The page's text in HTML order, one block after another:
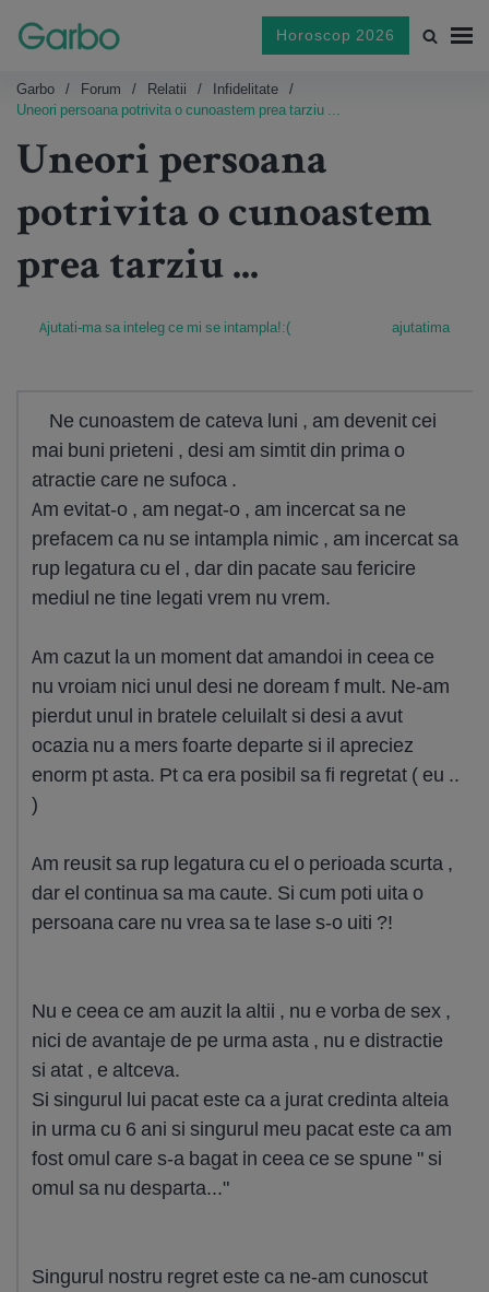
Horoscop 2026
Garbo Forum Relatii
Infidelitate
Uneori persoana potrivita o cunoastem prea tarziu ...
Uneori persoana
potrivita o cunoastem
prea tarziu ...
Ajutati-ma sa inteleg ce mi se intampla!:( ajutatima
Ne cunoastem de cateva luni , am devenit cei
mai buni prieteni , desi am simtit din prima o
atractie care ne sufoca .
Am evitat-o , am negat-o , am incercat sa ne
prefacem ca nu se intampla nimic , am incercat sa
rup legatura cu el , dar din pacate sau fericire
mediul ne tine legati vrem nu vrem.
Am cazut la un moment dat amandoi in ceea ce
nu vroiam nici unul desi ne doream f mult. Ne-am
pierdut unul in bratele celuilalt si desi a avut
ocazia nu a mers foarte departe si il apreciez
enorm pt asta. Pt ca era posibil sa fi regretat ( eu ..
)
Am reusit sa rup legatura cu el o perioada scurta ,
dar el continua sa ma caute. Si cum poti uita o
persoana care nu vrea sa te lase s-o uiti ?!
Nu e ceea ce am auzit la altii , nu e vorba de sex ,
nici de avantaje de pe urma asta , nu e distractie
si atat , e altceva.
Si singurul lui pacat este ca a jurat credinta alteia
in urma cu 6 ani si singurul meu pacat este ca am
fost omul care s-a bagat in ceea ce se spune " si
omul sa nu desparta..."
Singurul nostru regret este ca ne-am cunoscut